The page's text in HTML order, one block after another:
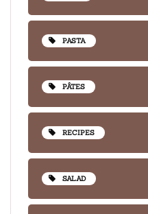
PASTA
PÂTES
RECIPES
SALAD